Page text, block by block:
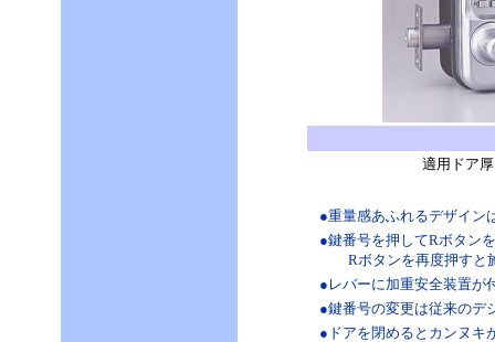
適用ドア
●重量感あふれるデザイン
●鍵番号を押してRボタン
Rボタンを再度押すと
●レバーに加重安全装置が
●鍵番号の変更は従来のデ
●ドアを閉めるとカンヌキ